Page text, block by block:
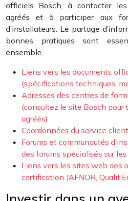
officiels Bosch, à contacter
agréés et à participer aux
d’installateurs. Le partage
bonnes pratiques sont
ensemble.
Liens vers les documents
(spécifications techniques,
Adresses des centres de
(consultez le site Bosch pour
agréés)
Coordonnées du service
Forums et communautés
des forums spécialisés sur
Liens vers les sites web des
certification (AFNOR,